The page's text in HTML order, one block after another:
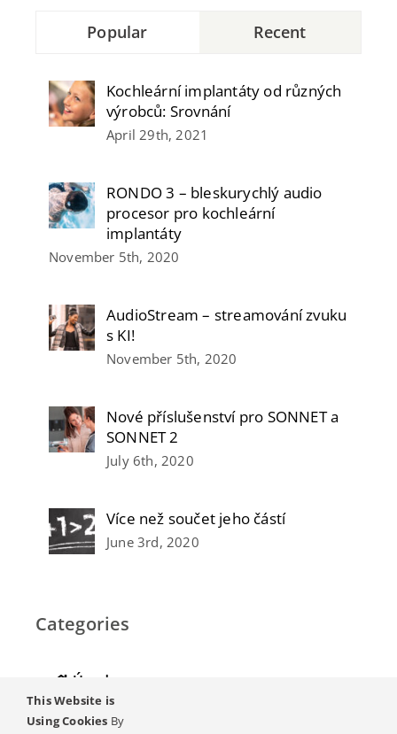
Popular Recent
Kochleární implantáty od různých
výrobců: Srovnání
April 29th, 2021
RONDO 3 – bleskurychlý audio
procesor pro kochleární
implantáty
November 5th, 2020
AudioStream – streamování zvuku
s KI!
November 5th, 2020
Nové příslušenství pro SONNET a
SONNET 2
July 6th, 2020
Více než součet jeho částí
June 3rd, 2020
Categories
Úvod
Ztráta sluchu
This Website is
Using Cookies By